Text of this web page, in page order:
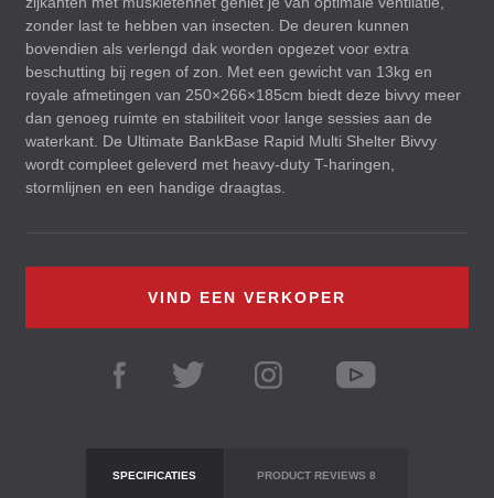
zonder last te hebben van insecten. De deuren kunnen
bovendien als verlengd dak worden opgezet voor extra
beschutting bij regen of zon. Met een gewicht van 13kg en
royale afmetingen van 250×266×185cm biedt deze bivvy meer
dan genoeg ruimte en stabiliteit voor lange sessies aan de
waterkant. De Ultimate BankBase Rapid Multi Shelter Bivvy
wordt compleet geleverd met heavy-duty T-haringen,
stormlijnen en een handige draagtas.
VIND EEN VERKOPER
SPECIFICATIES PRODUCT REVIEWS 8